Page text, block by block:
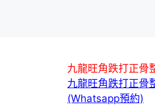
九龍旺角跌打正骨
九龍旺角跌打正骨
(Whatsapp預約)